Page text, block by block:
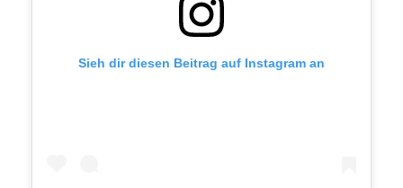
Sieh dir diesen Beitrag auf Instagram an